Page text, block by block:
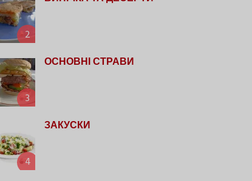
2
3
ОСНОВНІ СТРАВИ
4
ЗАКУСКИ